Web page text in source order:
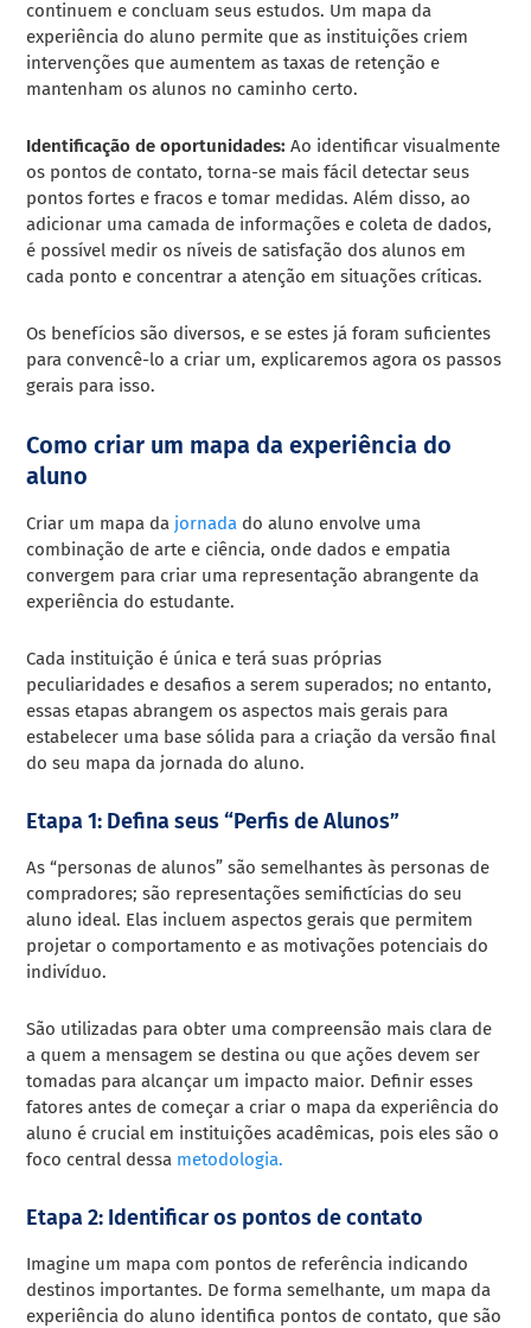
continuem e concluam seus estudos. Um mapa da
experiência do aluno permite que as instituições criem
intervenções que aumentem as taxas de retenção e
mantenham os alunos no caminho certo.
Identificação de oportunidades: Ao identificar visualmente
os pontos de contato, torna-se mais fácil detectar seus
pontos fortes e fracos e tomar medidas. Além disso, ao
adicionar uma camada de informações e coleta de dados,
é possível medir os níveis de satisfação dos alunos em
cada ponto e concentrar a atenção em situações críticas.
Os benefícios são diversos, e se estes já foram suficientes
para convencê-lo a criar um, explicaremos agora os passos
gerais para isso.
Como criar um mapa da experiência do
aluno
Criar um mapa da jornada do aluno envolve uma
combinação de arte e ciência, onde dados e empatia
convergem para criar uma representação abrangente da
experiência do estudante.
Cada instituição é única e terá suas próprias
peculiaridades e desafios a serem superados; no entanto,
essas etapas abrangem os aspectos mais gerais para
estabelecer uma base sólida para a criação da versão final
do seu mapa da jornada do aluno.
Etapa 1: Defina seus “Perfis de Alunos”
As “personas de alunos” são semelhantes às personas de
compradores; são representações semifictícias do seu
aluno ideal. Elas incluem aspectos gerais que permitem
projetar o comportamento e as motivações potenciais do
indivíduo.
São utilizadas para obter uma compreensão mais clara de
a quem a mensagem se destina ou que ações devem ser
tomadas para alcançar um impacto maior. Definir esses
fatores antes de começar a criar o mapa da experiência do
aluno é crucial em instituições acadêmicas, pois eles são o
foco central dessa metodologia.
Etapa 2: Identificar os pontos de contato
Imagine um mapa com pontos de referência indicando
destinos importantes. De forma semelhante, um mapa da
experiência do aluno identifica pontos de contato, que são